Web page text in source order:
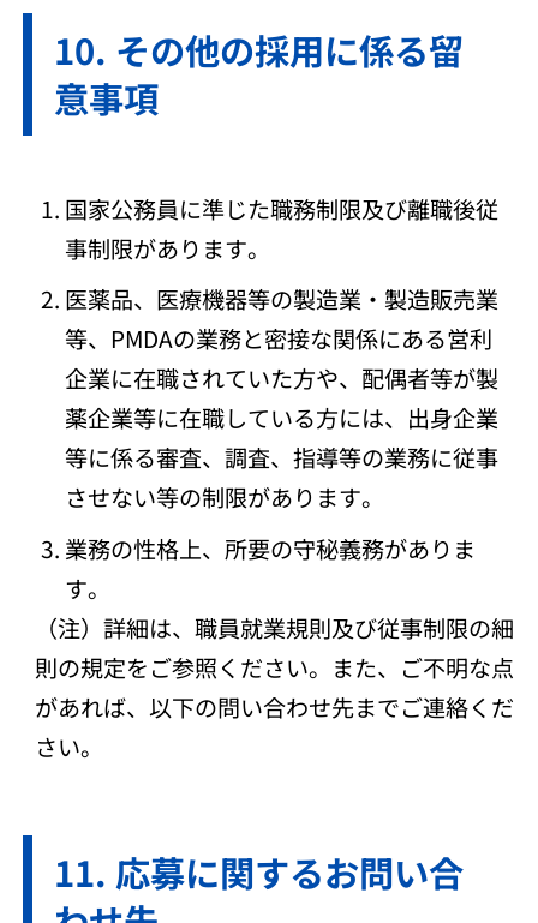
その他の採用に係る留
意事項
国家公務員に準じた職務制限及び離職後従
事制限があります。
医薬品、医療機器等の製造業・製造販売業
等、PMDAの業務と密接な関係にある営利
企業に在職されていた方や、配偶者等が製
薬企業等に在職している方には、出身企業
等に係る審査、調査、指導等の業務に従事
させない等の制限があります。
業務の性格上、所要の守秘義務がありま
す。
（注）詳細は、職員就業規則及び従事制限の細
則の規定をご参照ください。また、ご不明な点
があれば、以下の問い合わせ先までご連絡くだ
さい。
応募に関するお問い合